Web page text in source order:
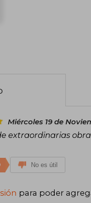
Miércoles 19 de
extraordinarias
No es útil
para poder